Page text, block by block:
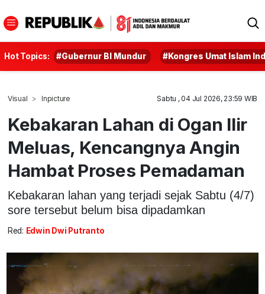
Hot Topics: #Gubernur BI Mundur #Kongres Umat Islam
Visual Inpicture Sabtu , 04 Jul 2026, 23:59 WIB
Kebakaran Lahan di Ogan Ilir
Meluas, Kencangnya Angin
Hambat Proses Pemadaman
Kebakaran lahan yang terjadi sejak Sabtu (4/7)
sore tersebut belum bisa dipadamkan
Red: Edwin Dwi Putranto